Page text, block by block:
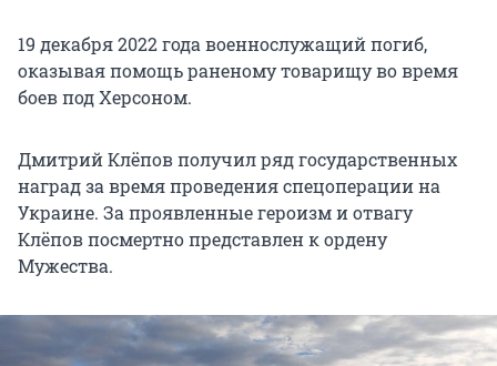
19 декабря 2022 года военнослужащий погиб,
оказывая помощь раненому товарищу во время
боев под Херсоном.
Дмитрий Клёпов получил ряд государственных
наград за время проведения спецоперации на
Украине. За проявленные героизм и отвагу
Клёпов посмертно представлен к ордену
Мужества.